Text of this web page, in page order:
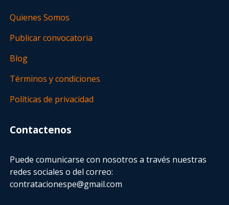
Quienes Somos
Publicar convocatoria
Blog
Términos y condiciones
Políticas de privacidad
Contactenos
Puede comunicarse con nosotros a través nuestras
redes sociales o del correo:
contratacionespe@gmail.com